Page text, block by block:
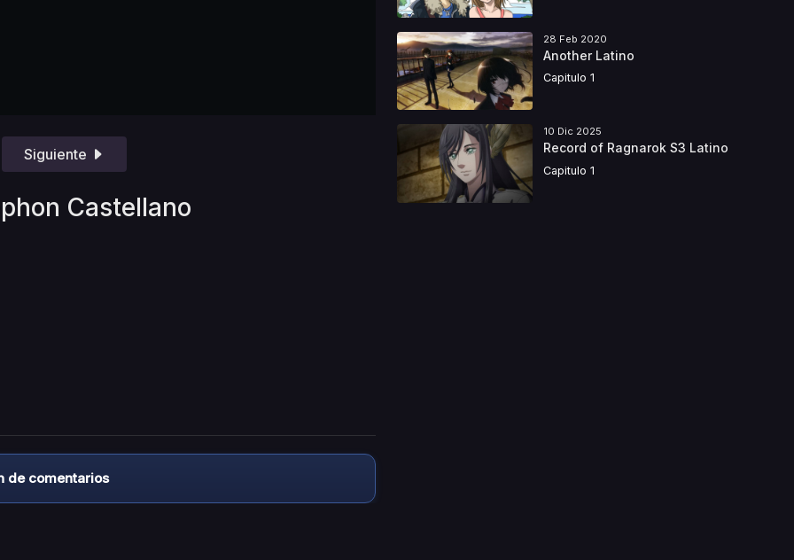
Siguiente
Castellano
de comentarios
28 Feb 2020
Another Latino
Capitulo 1
10 Dic 2025
Record of Ragnarok S3 Latino
Capitulo 1